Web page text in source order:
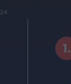
1.